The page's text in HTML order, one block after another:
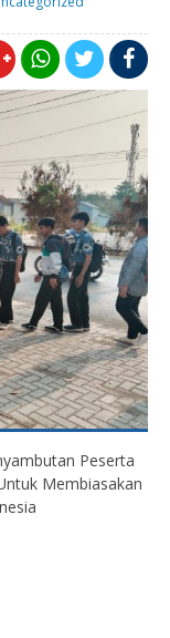
Peserta
Membiasakan